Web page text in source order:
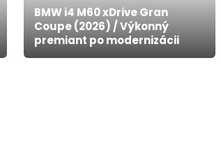
BMW i4 M60 xDrive Gran
Coupe (2026) / Výkonný
premiant po modernizácii